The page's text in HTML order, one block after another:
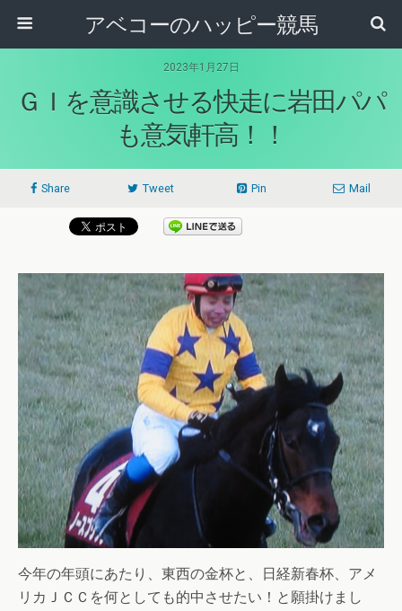
アベコーのハッピー競馬
2023年1月27日
ＧＩを意識させる快走に岩田パパ
も意気軒高！！
Share Tweet Pin Mail
今年の年頭にあたり、東西の金杯と、日経新春杯、アメ
リカＪＣＣを何としても的中させたい！と願掛けまし